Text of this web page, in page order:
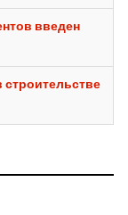
введен
строительстве